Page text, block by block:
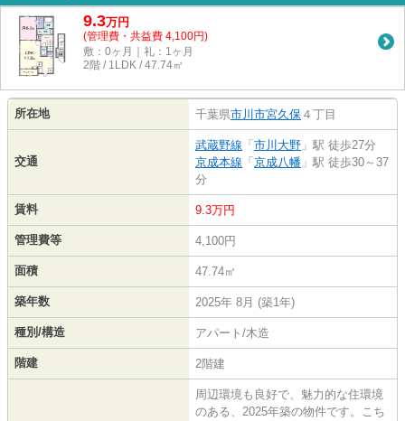
9.3万円
(管理費・共益費 4,100円)
敷：0ヶ月｜礼：1ヶ月
2階 / 1LDK / 47.74㎡
所在地 千葉県市川市宮久保 ４丁目
交通
武蔵野線 「 市川大野 」駅 徒歩27分
京成本線 「 京成八幡 」駅 徒歩30～37
分
賃料 9.3万円
管理費等 4,100円
面積 47.74㎡
築年数 2025年 8月 (築1年)
種別/構造 アパート/木造
階建 2階建
周辺環境も良好で、魅力的な住環境
のある、2025年築の物件です。こち